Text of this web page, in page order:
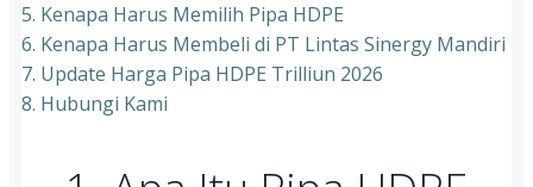
5. Kenapa Harus Memilih Pipa HDPE
6. Kenapa Harus Membeli di PT Lintas Sinergy Mandiri
7. Update Harga Pipa HDPE Trilliun 2026
8. Hubungi Kami